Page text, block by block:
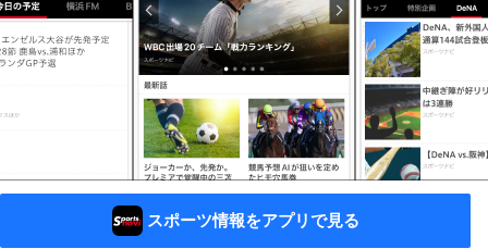
スポーツ情報をアプリで見る